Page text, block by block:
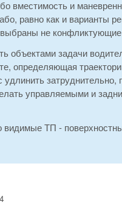
вместимость и
равно как и варианты
не
объектами задачи
определяющая
управляемыми и
видимые ТП -